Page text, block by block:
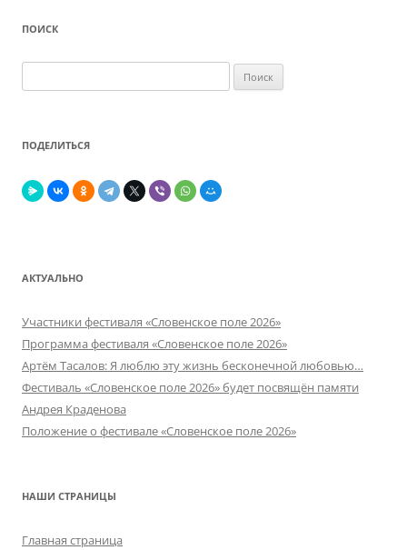
ПОИСК
ПОДЕЛИТЬСЯ
АКТУАЛЬНО
Участники фестиваля «Словенское поле 2026»
Программа фестиваля «Словенское поле 2026»
Артём Тасалов: Я люблю эту жизнь бесконечной любовью…
Фестиваль «Словенское поле 2026» будет посвящён памяти
Андрея Краденова
Положение о фестивале «Словенское поле 2026»
НАШИ СТРАНИЦЫ
Главная страница